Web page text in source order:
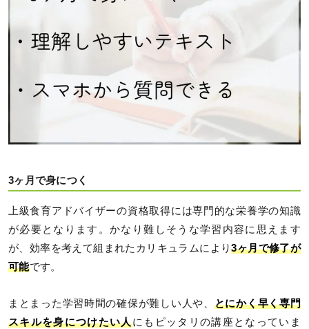
3ヶ月で身につく
上級食育アドバイザーの資格取得には専門的な栄養学の知識
が必要となります。かなり難しそうな学習内容に思えます
が、効率を考えて組まれたカリキュラムにより3ヶ月で修了が
可能です。
まとまった学習時間の確保が難しい人や、 とにかく早く専門
スキルを身につけたい人にもピッタリの講座となっていま